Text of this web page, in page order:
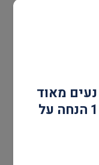
מאוד
יש לנו מבצע של 15% הנחה על